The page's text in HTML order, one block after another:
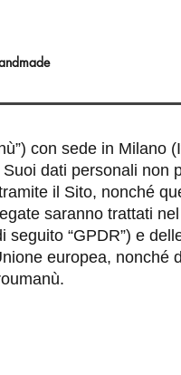
con sede in Milano
dati personali non
il Sito, nonché
saranno trattati
“GPDR”) e
europea,